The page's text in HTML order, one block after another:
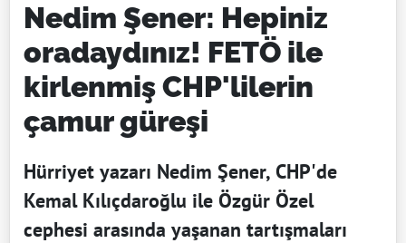
Nedim Şener: Hepiniz
oradaydınız! FETÖ ile
kirlenmiş CHP'lilerin
çamur güreşi
Hürriyet yazarı Nedim Şener, CHP'de
Kemal Kılıçdaroğlu ile Özgür Özel
cephesi arasında yaşanan tartışmaları